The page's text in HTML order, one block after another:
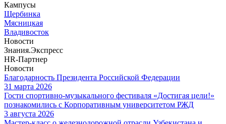
Кампусы
Щербинка
Мясницкая
Владивосток
Новости
Знания.Экспресс
HR-Партнер
Новости
Благодарность Президента Российской Федерации
31 марта 2026
Гости спортивно-музыкального фестиваля «Достигая цели!»
познакомились с Корпоративным университетом РЖД
3 августа 2026